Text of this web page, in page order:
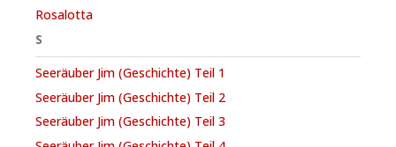
Rosalotta
S
Seeräuber Jim (Geschichte) Teil 1
Seeräuber Jim (Geschichte) Teil 2
Seeräuber Jim (Geschichte) Teil 3